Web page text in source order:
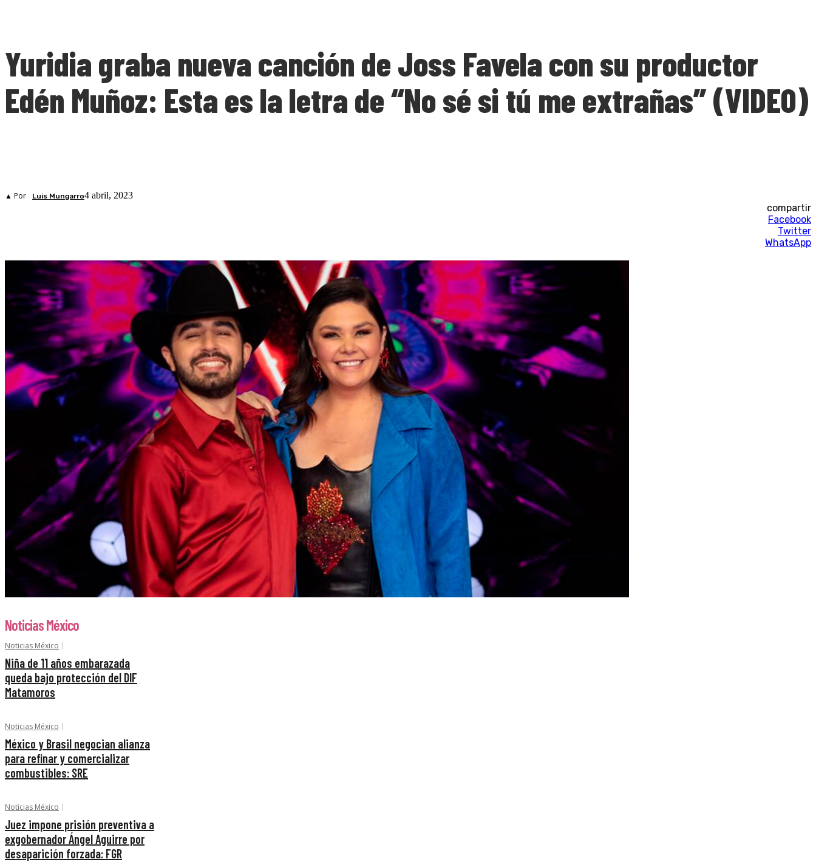
Yuridia graba nueva canción de Joss Favela con su productor
Edén Muñoz: Esta es la letra de “No sé si tú me extrañas” (VIDEO)
▲ Por Luis Mungarro4 abril, 2023
compartir
Facebook
Twitter
WhatsApp
Noticias México
Noticias México
Niña de 11 años embarazada
queda bajo protección del DIF
Matamoros
Noticias México
México y Brasil negocian alianza
para refinar y comercializar
combustibles: SRE
Noticias México
Juez impone prisión preventiva a
exgobernador Ángel Aguirre por
desaparición forzada: FGR